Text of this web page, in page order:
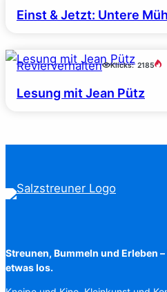
Einst & Jetzt: Untere
Revierverhalten Klicks: 2185
Lesung mit Jean Pütz
Streunen, Bummeln und Erleben
etwas los.